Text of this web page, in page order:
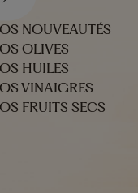
NOUVEAUTÉS
OLIVES
HUILES
VINAIGRES
FRUITS SECS